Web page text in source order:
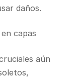
daños.
aún